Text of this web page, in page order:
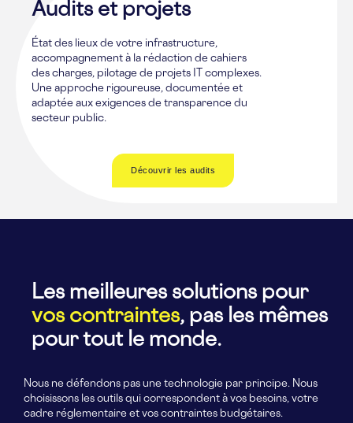
Audits et projets
État des lieux de votre infrastructure,
accompagnement à la rédaction de cahiers
des charges, pilotage de projets IT complexes.
Une approche rigoureuse, documentée et
adaptée aux exigences de transparence du
secteur public.
Découvrir les audits
Les meilleures solutions pour
vos contraintes, pas les mêmes
pour tout le monde.
Nous ne défendons pas une technologie par principe. Nous
choisissons les outils qui correspondent à vos besoins, votre
cadre réglementaire et vos contraintes budgétaires.